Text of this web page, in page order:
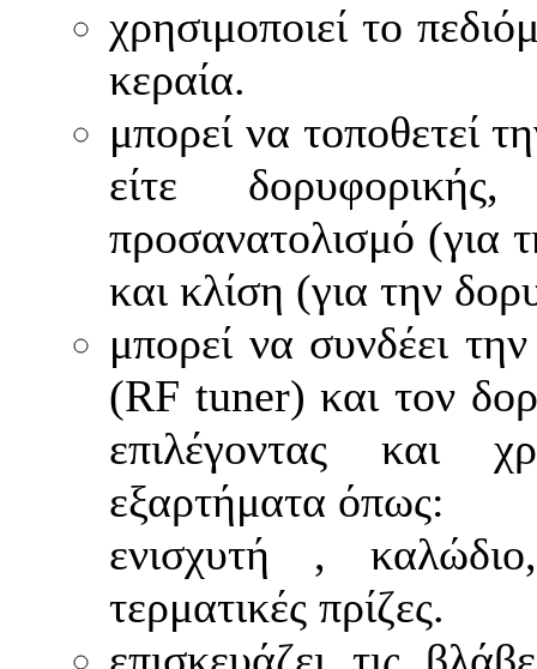
χρησιμοποιεί το
κεραία.
μπορεί να τοποθετεί
είτε
προσανατολισμό (για
και κλίση (για την
μπορεί να συνδέει
(RF tuner) και τον
επιλέγοντας και
εξαρτήματα όπως:
ενισχυτή ,
τερματικές πρίζες.